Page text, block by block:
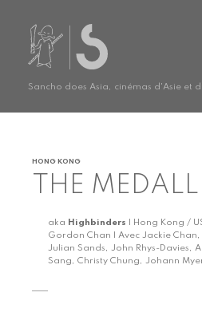
Sancho does Asia, cinémas d'Asie et
HONG KONG
THE
aka Highbinders | Hong Kong /
Gordon Chan | Avec Jackie
Julian Sands, John Rhys-Davies,
Sang, Christy Chung, Johann